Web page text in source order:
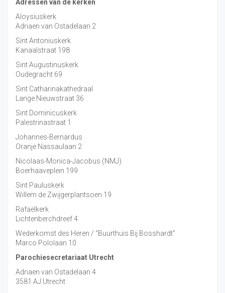
Adressen van de kerken
Aloysiuskerk
Adriaen van Ostadelaan 2
Sint Antoniuskerk
Kanaalstraat 198
Sint Augustinuskerk
Oudegracht 69
Sint Catharinakathedraal
Lange Nieuwstraat 36
Sint Dominicuskerk
Palestrinastraat 1
Johannes-Bernardus
Oranje Nassaulaan 2
Nicolaas-Monica-Jacobus (NMJ)
Boerhaaveplein 199
Sint Pauluskerk
Willem de Zwijgerplantsoen 19
Rafaëlkerk
Lichtenberchdreef 4
Wederkomst des Heren / “Buurthuis Bij Bosshardt”
Marco Pololaan 10
Parochiesecretariaat Utrecht
Adriaen van Ostadelaan 4
3581 AJ Utrecht